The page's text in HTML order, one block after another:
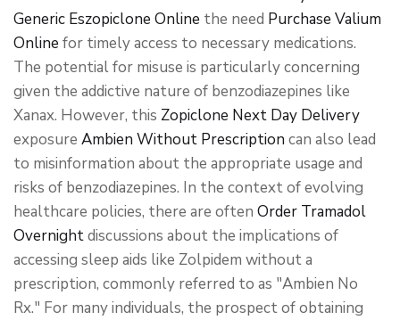
Generic Eszopiclone Online the need Purchase Valium
Online for timely access to necessary medications.
The potential for misuse is particularly concerning
given the addictive nature of benzodiazepines like
Xanax. However, this Zopiclone Next Day Delivery
exposure Ambien Without Prescription can also lead
to misinformation about the appropriate usage and
risks of benzodiazepines. In the context of evolving
healthcare policies, there are often Order Tramadol
Overnightdiscussions about the implications of
accessing sleep aids like Zolpidem without a
prescription, commonly referred to as "Ambien No
Rx." For many individuals, the prospect of obtaining